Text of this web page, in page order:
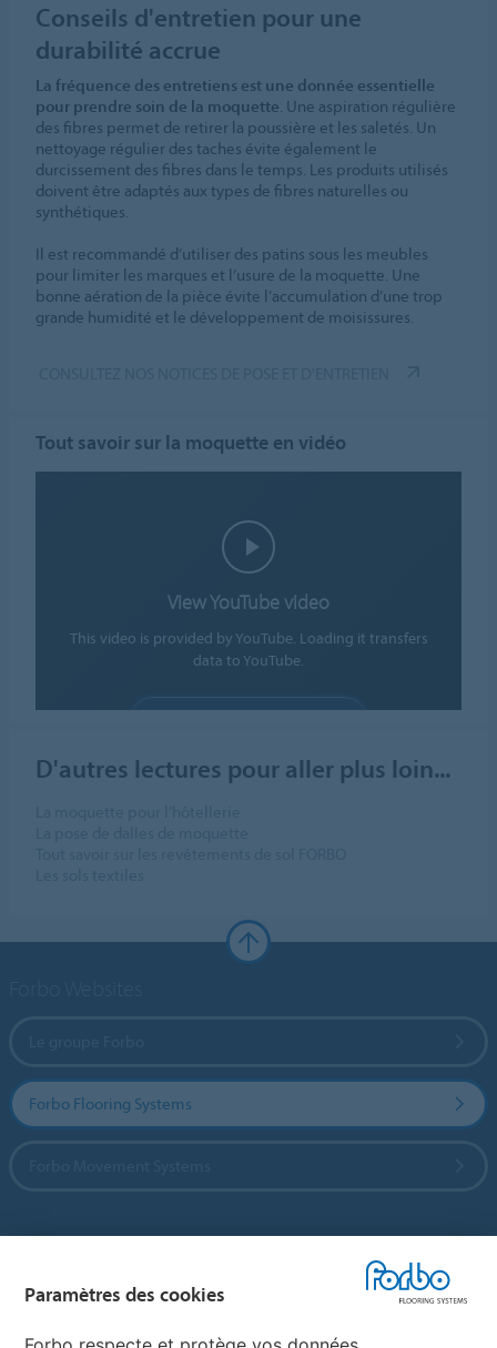
Conseils d'entretien pour une
durabilité accrue
La fréquence des entretiens est une donnée essentielle
pour prendre soin de la moquette . Une aspiration régulière
des fibres permet de retirer la poussière et les saletés. Un
nettoyage régulier des taches évite également le
durcissement des fibres dans le temps. Les produits utilisés
doivent être adaptés aux types de fibres naturelles ou
synthétiques.
Il est recommandé d’utiliser des patins sous les meubles
pour limiter les marques et l’usure de la moquette. Une
bonne aération de la pièce évite l’accumulation d’une trop
grande humidité et le développement de moisissures.
Tout savoir sur la moquette en vidéo
View YouTube video
This video is provided by YouTube. Loading it transfers
data to YouTube.
D'autres lectures pour aller plus loin...
Forbo Flooring Systems
Paramètres des cookies